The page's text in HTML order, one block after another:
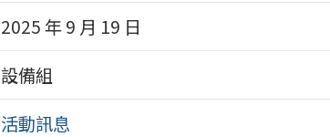
2025 年 9 月 19 日
設備組
活動訊息